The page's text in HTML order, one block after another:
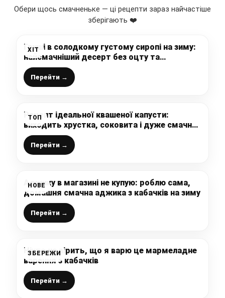
Обери щось смачненьке — ці рецепти зараз найчастіше
зберігають ❤️
ХІТ
Груші в солодкому густому сиропі на зиму:
найсмачніший десерт без оцту та
стерилізації, закрили 7 баночок – шкода,
груш мало
Перейти →
ТОП
Рецепт ідеальної квашеної капусти:
виходить хрустка, соковита і дуже смачна,
так мене вчила бабуся, ділюсь і з Вами
Перейти →
НОВЕ
Аджику в магазині не купую: роблю сама,
домашня смачна аджика з кабачків на зиму
Перейти →
ЗБЕРЕЖИ
Ніхто не вірить, що я варю це мармеладне
варення з кабачків
Перейти →